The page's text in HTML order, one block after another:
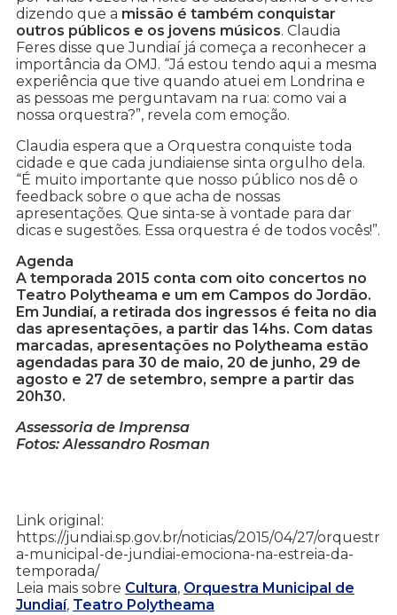
dizendo que a missão é também conquistar
outros públicos e os jovens músicos. Claudia
Feres disse que Jundiaí já começa a reconhecer a
importância da OMJ. “Já estou tendo aqui a mesma
experiência que tive quando atuei em Londrina e
as pessoas me perguntavam na rua: como vai a
nossa orquestra?”, revela com emoção.
Claudia espera que a Orquestra conquiste toda
cidade e que cada jundiaiense sinta orgulho dela.
“É muito importante que nosso público nos dê o
feedback sobre o que acha de nossas
apresentações. Que sinta-se à vontade para dar
dicas e sugestões. Essa orquestra é de todos vocês!”.
Agenda
A temporada 2015 conta com oito concertos no
Teatro Polytheama e um em Campos do Jordão.
Em Jundiaí, a retirada dos ingressos é feita no dia
das apresentações, a partir das 14hs. Com datas
marcadas, apresentações no Polytheama estão
agendadas para 30 de maio, 20 de junho, 29 de
agosto e 27 de setembro, sempre a partir das
20h30.
Assessoria de Imprensa
Fotos: Alessandro Rosman
Link original:
https://jundiai.sp.gov.br/noticias/2015/04/27/orquestr
a-municipal-de-jundiai-emociona-na-estreia-da-
temporada/
Leia mais sobre Cultura, Orquestra Municipal de
Jundiaí, Teatro Polytheama